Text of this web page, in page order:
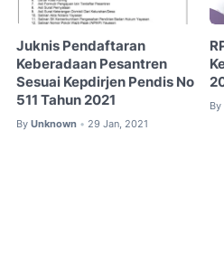
Juknis Pendaftaran
Keberadaan Pesantren
Sesuai Kepdirjen Pendis No
511 Tahun 2021
By Unknown • 29 Jan, 2021
By